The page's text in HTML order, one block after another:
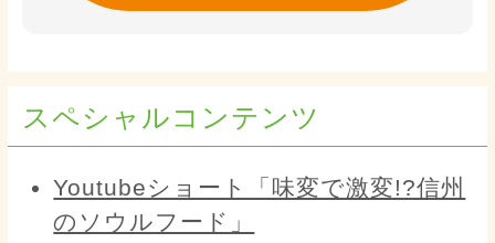
スペシャルコンテンツ
Youtubeショート「味変で激変!?信州
のソウルフード」